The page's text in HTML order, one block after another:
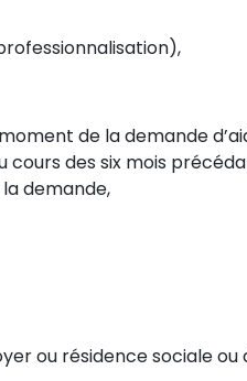
de la demande
cours des six mois
demande,
ou résidence sociale ou